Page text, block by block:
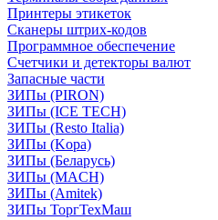
Принтеры этикеток
Сканеры штрих-кодов
Программное обеспечение
Счетчики и детекторы валют
Запасные части
ЗИПы (PIRON)
ЗИПы (ICE TECH)
ЗИПы (Resto Italia)
ЗИПы (Kopa)
ЗИПы (Беларусь)
ЗИПы (MACH)
ЗИПы (Amitek)
ЗИПы ТоргТехМаш